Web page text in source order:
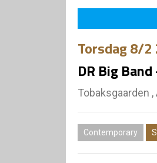
Torsdag8/2
DR Big
Tobaksgaarden
Contemporary